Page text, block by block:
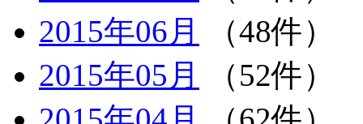
2015年06月
（48件）
2015年05月
（52件）